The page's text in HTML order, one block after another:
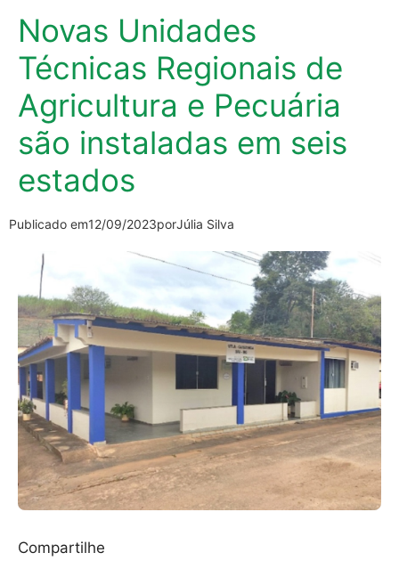
Novas Unidades
Técnicas Regionais de
Agricultura e Pecuária
são instaladas em seis
estados
Publicado em12/09/2023porJúlia Silva
Compartilhe